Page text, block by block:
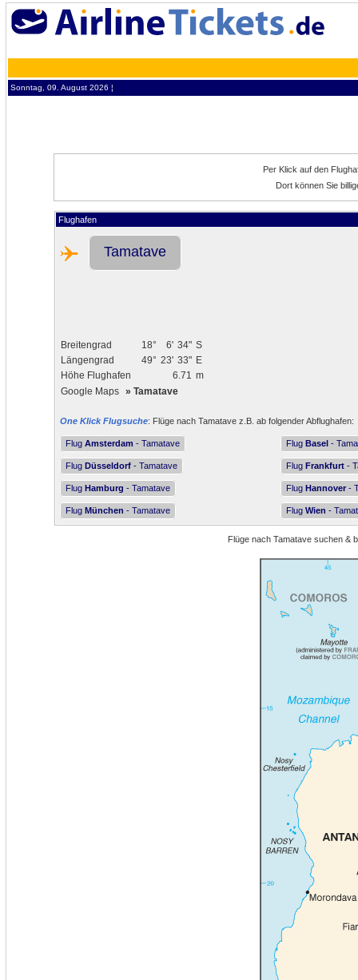
Sonntag, 09. August 2026 ¦
Per Klick auf den
Dort können Sie
Flughafen
Tamatave
Breitengrad 18° 6' 34" S
Längengrad
49° 23' 33" E
Höhe Flughafen
6.71 m
Google Maps » Tamatave
One Klick Flugsuche: Flüge nach Tamatave z.B. ab folgender Abflughafen:
Flug Amsterdam - Tamatave Flug Basel -
Flug Düsseldorf - Tamatave Flug Frankfurt -
Flug Hamburg - Tamatave Flug Hannover -
Flug München - Tamatave Flug Wien -